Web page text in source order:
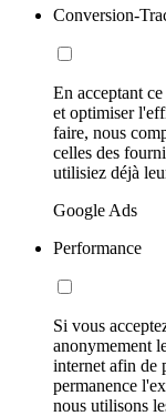
Conversion-
En acceptant
et optimiser
faire, nous
celles des
utilisiez déjà
Google Ads
Performance
Si vous
anonymement
internet afin de
permanence
nous utilisons